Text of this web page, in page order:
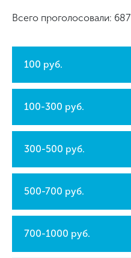
Всего проголосовали: 687
100 руб.
100-300 руб.
300-500 руб.
500-700 руб.
700-1000 руб.